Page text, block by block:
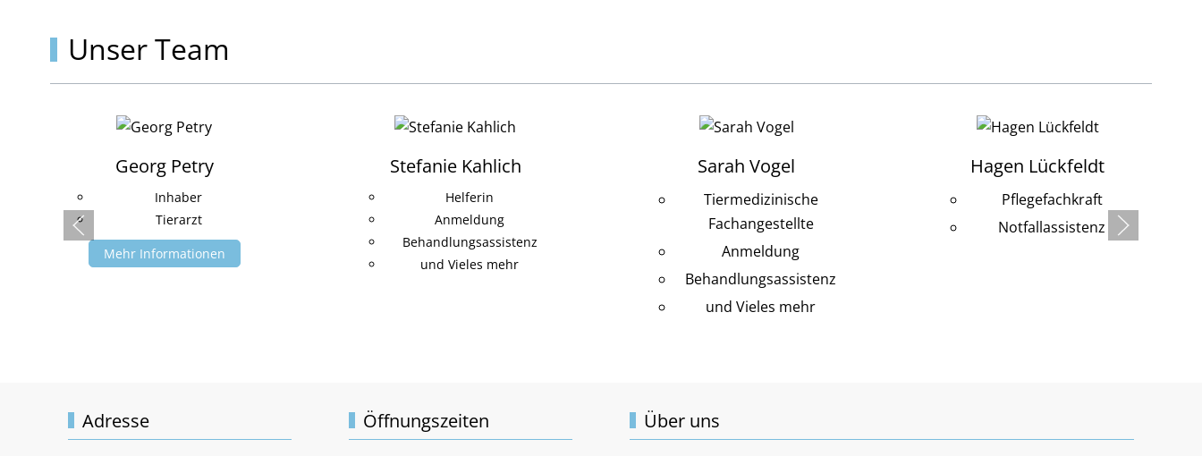
Unser Team
Georg Petry
Inhaber
Tierarzt
Mehr Informationen
Stefanie Kahlich
Helferin
Anmeldung
Behandlungsassistenz
und Vieles mehr
Sarah Vogel
Tiermedizinische
Fachangestellte
Anmeldung
Behandlungsassistenz
und Vieles mehr
Hagen Lückfeldt
Pflegefachkraft
Notfallassistenz
Adresse Öffnungszeiten Über uns